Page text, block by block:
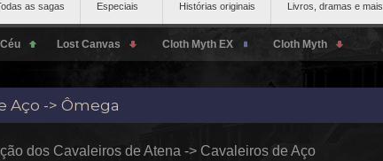
as sagas Especiais Histórias originais Livros, dramas e mais
Aço -> Ômega
dos Cavaleiros de Atena -> Cavaleiros de Aço